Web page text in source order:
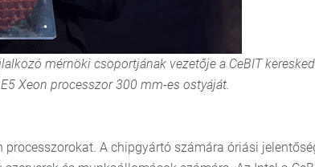
mérnöki csoportjának vezetője a CeBIT
Xeon processzor 300 mm-es ostyáját.
A chipgyártó számára óriási